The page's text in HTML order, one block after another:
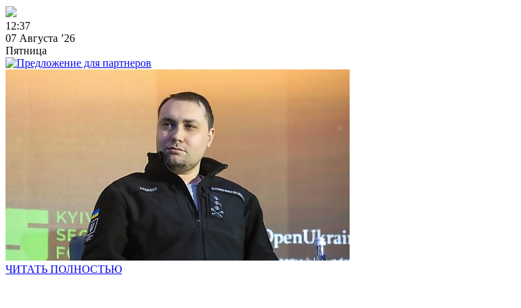
1 2:37
07 Августа ’26
Пятница
ЧИТАТЬ ПОЛНОСТЬЮ